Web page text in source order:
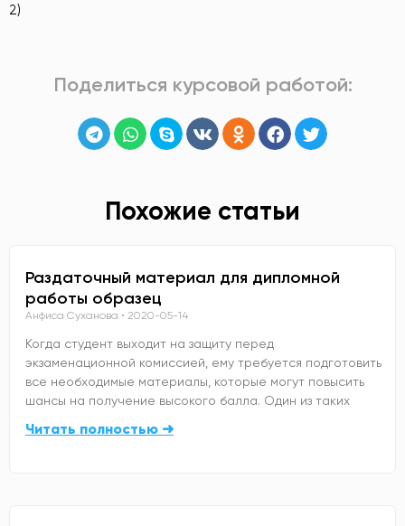
2)
Поделиться курсовой работой:
Похожие статьи
Раздаточный материал для дипломной
работы образец
Анфиса Суханова 2020-05-14
Когда студент выходит на защиту перед
экзаменационной комиссией, ему требуется подготовить
все необходимые материалы, которые могут повысить
шансы на получение высокого балла. Один из таких
Читать полностью ➜